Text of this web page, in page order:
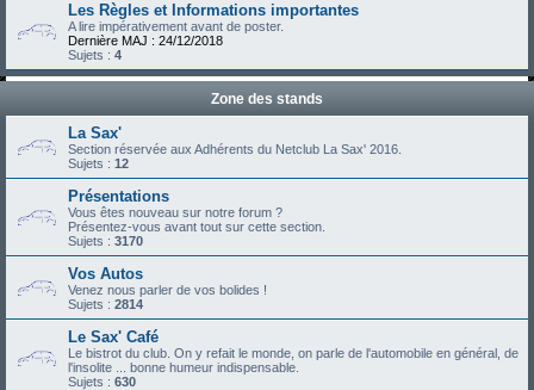
Les Règles et Informations importantes
A lire impérativement avant de poster.
Dernière MAJ : 24/12/2018
Sujets : 4
Zone des stands
La Sax'
Section réservée aux Adhérents du Netclub La Sax' 2016.
Sujets : 12
Présentations
Vous êtes nouveau sur notre forum ?
Présentez-vous avant tout sur cette section.
Sujets : 3170
Vos Autos
Venez nous parler de vos bolides !
Sujets : 2814
Le Sax' Café
Le bistrot du club. On y refait le monde, on parle de l'automobile en général, de
l'insolite ... bonne humeur indispensable.
Sujets : 630